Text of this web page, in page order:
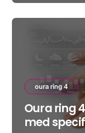
oura ring 4
Oura ring
med